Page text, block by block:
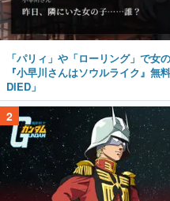
「パリィ」や「ローリング」で女
『小早川さんはソウルライク』無
DIED」
2